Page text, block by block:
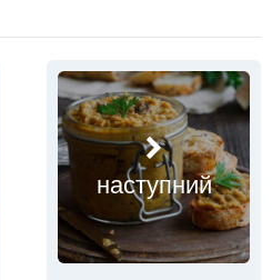
наступний